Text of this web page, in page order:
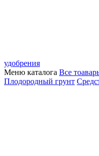
удобрения
Меню каталога Все
Плодородный грунт